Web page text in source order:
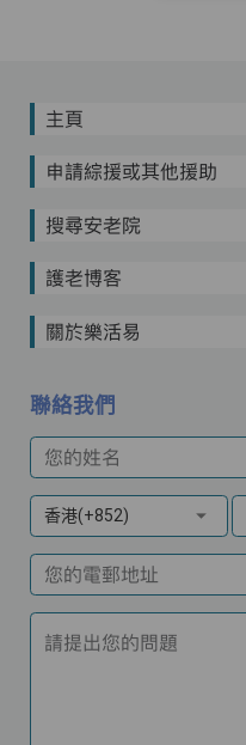
主頁
申請綜援或其他援助
搜尋安老院
護老博客
關於樂活易
聯絡我們
您的姓名
香港(+852)
您的電郵地址
請提出您的問題